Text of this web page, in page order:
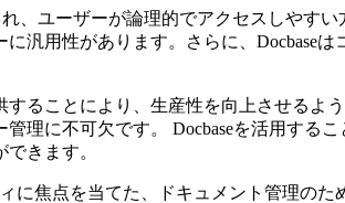
、ユーザーが論理的でアクセスしやす
汎用性があります。さらに、Docbase
ることにより、生産性を向上させるよ
理に不可欠です。 Docbaseを活用する
きます。
に焦点を当てた、ドキュメント管理の